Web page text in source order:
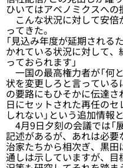
ひいてはアベノミクスへの
こんな状況に対して安倍
ってきた。
「見込み年度が延期される
かれている状況に対して
っておられます」
一国の最高権力者が「何
状を変更しろと言ってい
の要路にもひそかに伝達さ
日にセットされた再任の
しれない」という追加情報
4月9日夕刻の会議では「
記述があるが、あれは必要
治家たちから相次ぎ、黒田
通しは示していますが、